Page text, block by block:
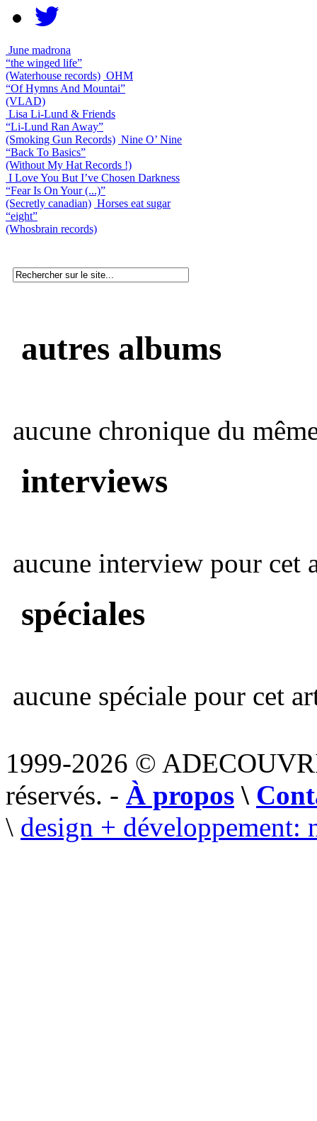
June madrona
“the winged life”
(Waterhouse records) OHM
“Of Hymns And Mountai”
(VLAD)
Lisa Li-Lund & Friends
“Li-Lund Ran Away”
(Smoking Gun Records) Nine O’ Nine
“Back To Basics”
(Without My Hat Records !)
I Love You But I’ve Chosen Darkness
“Fear Is On Your (...)”
(Secretly canadian) Horses eat sugar
“eight”
(Whosbrain records)
autres albums
aucune chronique du
interviews
aucune interview pour cet
spéciales
aucune spéciale pour cet
1999-2026 ©
réservés. - À propos \
\ design + développement: